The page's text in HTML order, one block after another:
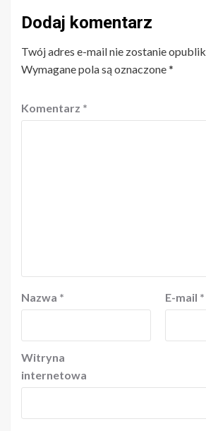
Dodaj komentarz
Twój adres e-mail nie zostanie
Wymagane pola są oznaczone*
Komentarz *
Nazwa * E-mail *
Witryna
internetowa